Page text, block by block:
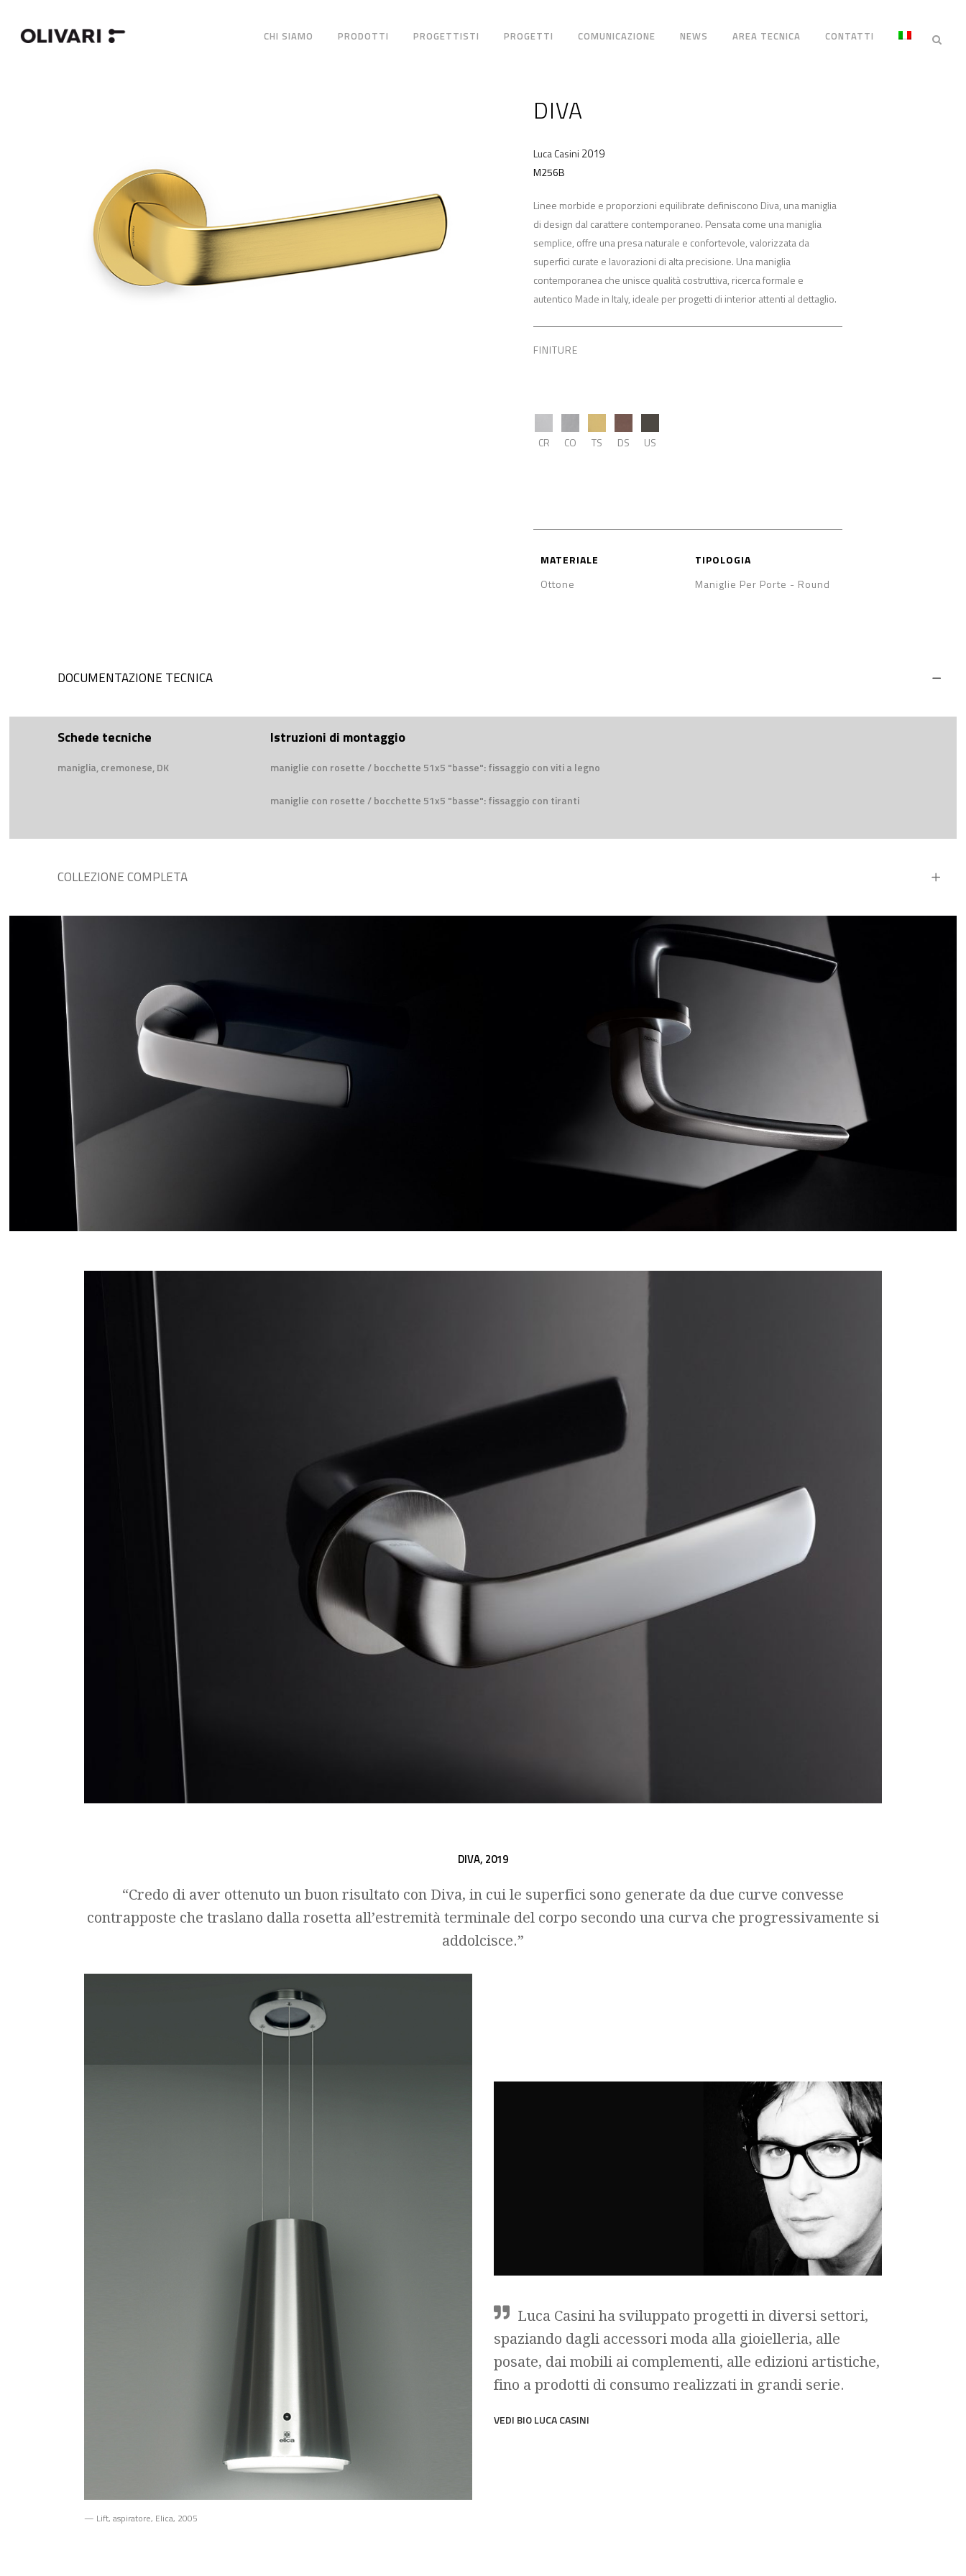
CHI SIAMO PRODOTTI PROGETTISTI PROGETTI COMUNICAZIONE NEWS AREA TECNICA CONTATTI
DIVA
Luca Casini 2019
M256B
Linee morbide e proporzioni equilibrate definiscono Diva, una maniglia
di design dal carattere contemporaneo. Pensata come una maniglia
semplice, offre una presa naturale e confortevole, valorizzata da
superfici curate e lavorazioni di alta precisione. Una maniglia
contemporanea che unisce qualità costruttiva, ricerca formale e
autentico Made in Italy, ideale per progetti di interior attenti al dettaglio.
FINITURE
CR CO TS DS US
MATERIALE
Ottone
TIPOLOGIA
Maniglie Per Porte - Round
DOCUMENTAZIONE TECNICA
Schede tecniche
maniglia, cremonese, DK
Istruzioni di montaggio
maniglie con rosette / bocchette 51x5 "basse": fissaggio con viti a legno
maniglie con rosette / bocchette 51x5 "basse": fissaggio con tiranti
COLLEZIONE COMPLETA
DIVA, 2019
“Credo di aver ottenuto un buon risultato con Diva, in cui le superfici sono generate da due curve convesse
contrapposte che traslano dalla rosetta all’estremità terminale del corpo secondo una curva che progressivamente si
addolcisce.”
— Lift, aspiratore, Elica, 2005
Luca Casini ha sviluppato progetti in diversi settori,
spaziando dagli accessori moda alla gioielleria, alle
posate, dai mobili ai complementi, alle edizioni artistiche,
fino a prodotti di consumo realizzati in grandi serie.
VEDI BIO LUCA CASINI